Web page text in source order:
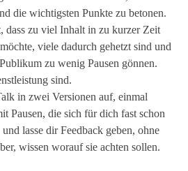
die wichtigsten Punkte zu betonen.
dass zu viel Inhalt in zu kurzer Zeit
viele dadurch gehetzt sind und
zu wenig Pausen gönnen.
sind.
in zwei Versionen auf, einmal
Pausen, die sich für dich fast schon
lasse dir Feedback geben, ohne
wissen worauf sie achten sollen.